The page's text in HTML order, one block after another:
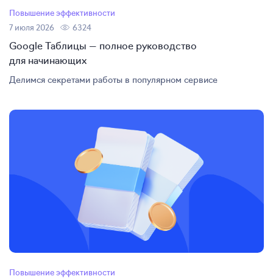
Повышение эффективности
7 июля 2026
6324
Google Таблицы — полное руководство
для начинающих
Делимся секретами работы в популярном сервисе
Повышение эффективности